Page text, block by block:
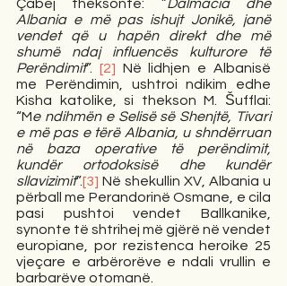
Çabej theksonte: ”Dalmacia dhe
Albania e më pas ishujt Jonikë, janë
vendet që u hapën direkt dhe më
shumë ndaj influencës kulturore të
Perëndimit”. [2] Në lidhjen e Albanisë
me Perëndimin, ushtroi ndikim edhe
Kisha katolike, si thekson M. Šufflai:
“Me ndihmën e Selisë së Shenjtë, Tivari
e më pas e tërë Albania, u shndërruan
në baza operative të perëndimit,
kundër ortodoksisë dhe kundër
sllavizimit”.[3] Në shekullin XV, Albania u
përball me Perandorinë Osmane, e cila
pasi pushtoi vendet Ballkanike,
synonte të shtrihej më gjërë në vendet
europiane, por rezistenca heroike 25
vjeçare e arbërorëve e ndali vrullin e
barbarëve otomanë.